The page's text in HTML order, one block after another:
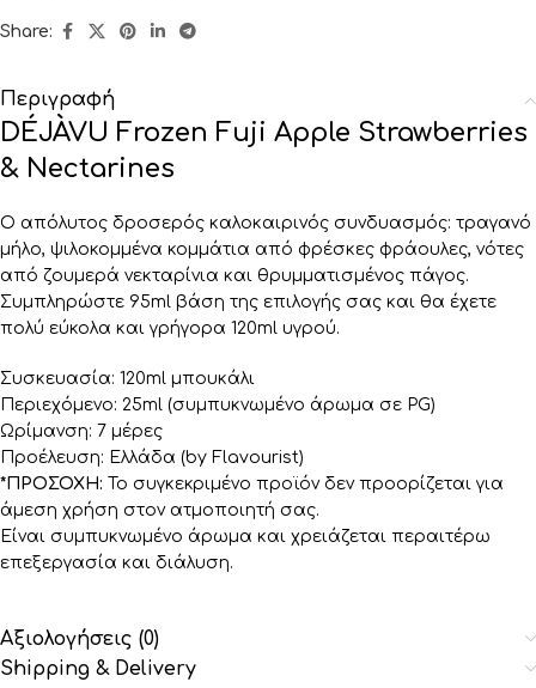
Share:
Περιγραφή
DÉJÀVU Frozen Fuji Apple Strawberries
& Nectarines
Ο απόλυτος δροσερός καλοκαιρινός συνδυασμός: τραγανό
μήλο, ψιλοκομμένα κομμάτια από φρέσκες φράουλες, νότες
από ζουμερά νεκταρίνια και θρυμματισμένος πάγος.
Συμπληρώστε 95ml βάση της επιλογής σας και θα έχετε
πολύ εύκολα και γρήγορα 120ml υγρού.
Συσκευασία: 120ml μπουκάλι
Περιεχόμενο: 25ml (συμπυκνωμένο άρωμα σε PG)
Ωρίμανση: 7 μέρες
Προέλευση: Ελλάδα (by Flavourist)
*ΠΡΟΣΟΧΗ: Το συγκεκριμένο προϊόν δεν προορίζεται για
άμεση χρήση στον ατμοποιητή σας.
Είναι συμπυκνωμένο άρωμα και χρειάζεται περαιτέρω
επεξεργασία και διάλυση.
Αξιολογήσεις (0)
Shipping & Delivery